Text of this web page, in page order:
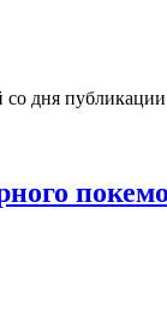
со дня